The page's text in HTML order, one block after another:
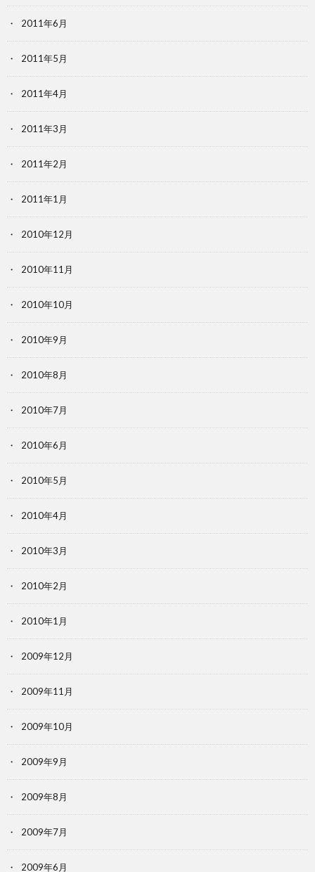
2011年6月
2011年5月
2011年4月
2011年3月
2011年2月
2011年1月
2010年12月
2010年11月
2010年10月
2010年9月
2010年8月
2010年7月
2010年6月
2010年5月
2010年4月
2010年3月
2010年2月
2010年1月
2009年12月
2009年11月
2009年10月
2009年9月
2009年8月
2009年7月
2009年6月